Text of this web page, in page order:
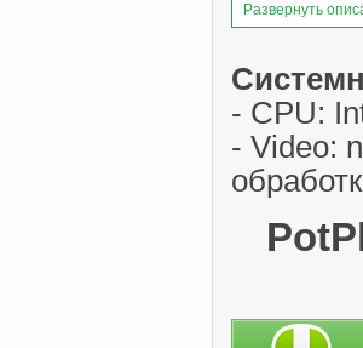
Развернуть
- CPU:
- Video: